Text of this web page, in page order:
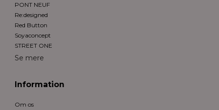
PONT NEUF
Re:designed
Red Button
Soyaconcept
STREET ONE
Se mere
Information
Om os